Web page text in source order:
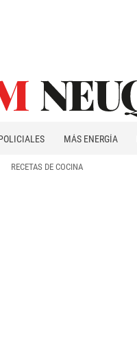
MÁS ENERGÍA
RECETAS DE COCINA